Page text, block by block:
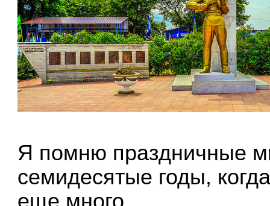
Я помню праздничные
семидесятые годы,